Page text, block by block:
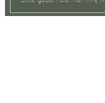
Region: Burgund
Rebsorte: